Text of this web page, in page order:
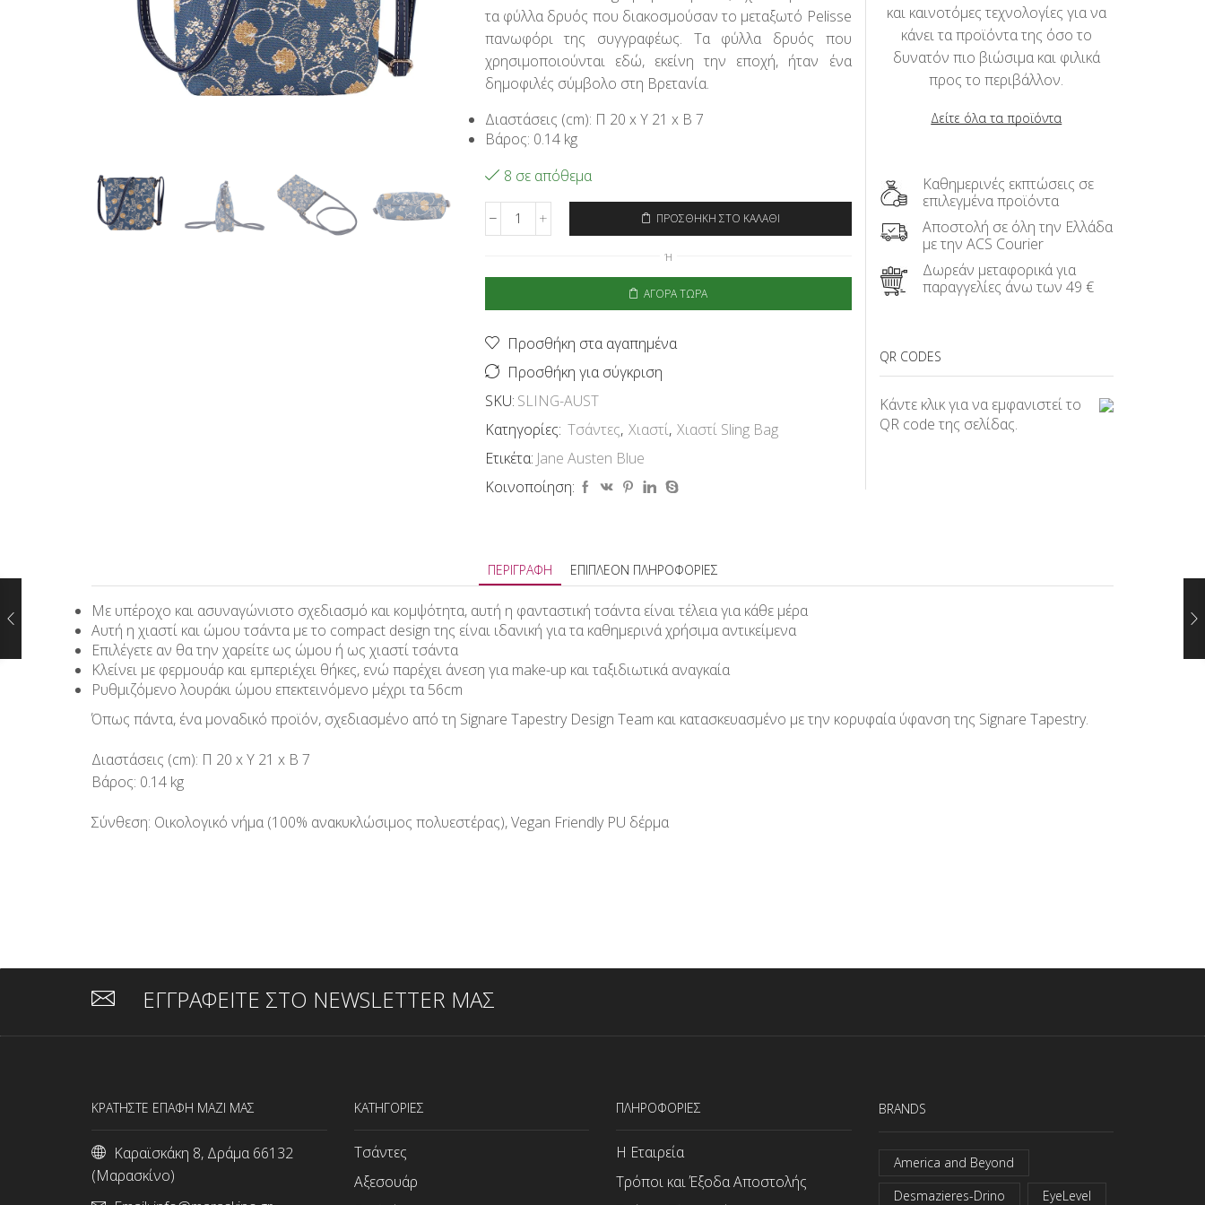
τα φύλλα δρυός που διακοσμούσαν το μεταξωτό Pelisse
πανωφόρι της συγγραφέως. Τα φύλλα δρυός που
χρησιμοποιούνται εδώ, εκείνη την εποχή, ήταν ένα
δημοφιλές σύμβολο στη Βρετανία.
Διαστάσεις (cm): Π 20 x Υ 21 x Β 7
Βάρος: 0.14 kg
8 σε απόθεμα
Signare
Sling
Jane
Austen
Blue
ποσότητα
ΠΡΟΣΘΉΚΗ ΣΤΟ ΚΑΛΆΘΙ
Ή
ΑΓΟΡΆ ΤΏΡΑ
Προσθήκη στα αγαπημένα
Προσθήκη για σύγκριση
SKU: SLING-AUST
Κατηγορίες: Τσάντες, Χιαστί, Χιαστί Sling Bag
Ετικέτα: Jane Austen Blue
Κοινοποίηση:
και καινοτόμες τεχνολογίες για να
κάνει τα προϊόντα της όσο το
δυνατόν πιο βιώσιμα και φιλικά
προς το περιβάλλον.
Δείτε όλα τα προϊόντα
Καθημερινές εκπτώσεις σε
επιλεγμένα προϊόντα
Αποστολή σε όλη την Ελλάδα
με την ACS Courier
Δωρεάν μεταφορικά για
παραγγελίες άνω των 49 €
QR CODES
Κάντε κλικ για να εμφανιστεί το
QR code της σελίδας.
ΠΕΡΙΓΡΑΦΉ ΕΠΙΠΛΈΟΝ ΠΛΗΡΟΦΟΡΊΕΣ
Με υπέροχο και ασυναγώνιστο σχεδιασμό και κομψότητα, αυτή η φανταστική τσάντα είναι τέλεια για κάθε μέρα
Αυτή η χιαστί και ώμου τσάντα με το compact design της είναι ιδανική για τα καθημερινά χρήσιμα αντικείμενα
Επιλέγετε αν θα την χαρείτε ως ώμου ή ως χιαστί τσάντα
Κλείνει με φερμουάρ και εμπεριέχει θήκες, ενώ παρέχει άνεση για make-up και ταξιδιωτικά αναγκαία
Ρυθμιζόμενο λουράκι ώμου επεκτεινόμενο μέχρι τα 56cm
Όπως πάντα, ένα μοναδικό προϊόν, σχεδιασμένο από τη Signare Τapestry Design Team και κατασκευασμένο με την κορυφαία ύφανση της Signare Tapestry.
Διαστάσεις (cm): Π 20 x Υ 21 x Β 7
Βάρος: 0.14 kg
Σύνθεση: Οικολογικό νήμα (100% ανακυκλώσιμος πολυεστέρας), Vegan Friendly PU δέρμα
ΕΓΓΡΑΦΕΙΤΕ ΣΤΟ NEWSLETTER ΜΑΣ
ΚΡΑΤΗΣΤΕ ΕΠΑΦΗ ΜΑΖΙ ΜΑΣ
Καραϊσκάκη 8, Δράμα 66132
(Μαρασκίνο)
ΚΑΤΗΓΟΡΙΕΣ
Τσάντες
Αξεσουάρ
ΠΛΗΡΟΦΟΡΙΕΣ
Η Εταιρεία
Τρόποι και Έξοδα Αποστολής
BRANDS
America and Beyond
Desmazieres-Drino
EyeLevel